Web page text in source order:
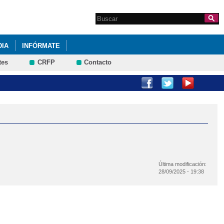
Formulario de
Search this site
INFÓRMATE
CRFP Contacto
Última modificación:
28/09/2025 - 19:38